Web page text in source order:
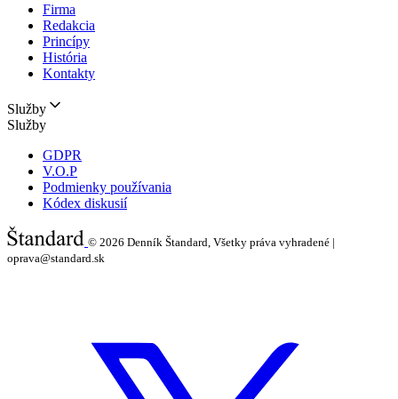
Firma
Redakcia
Princípy
História
Kontakty
Služby
Služby
GDPR
V.O.P
Podmienky používania
Kódex diskusií
© 2026 Denník Štandard, Všetky práva vyhradené |
oprava@standard.sk